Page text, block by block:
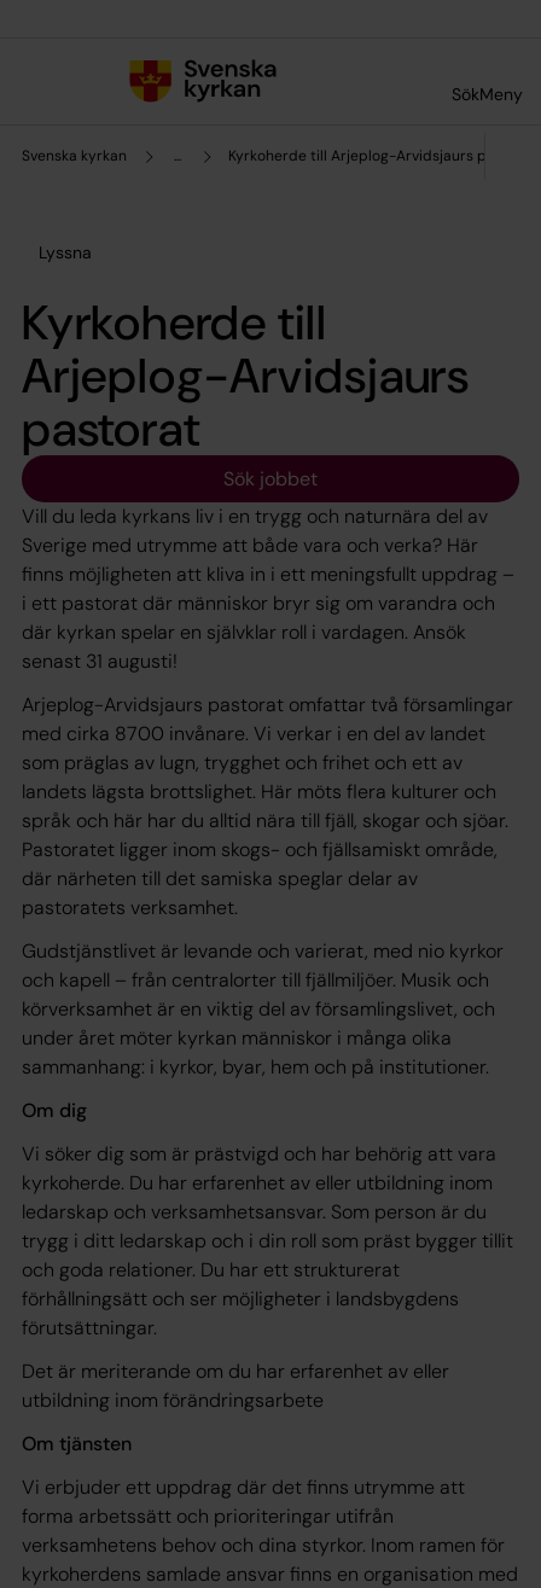
SökMeny
Svenska kyrkan ... Kyrkoherde till Arjeplog-Arvidsjaurs pastorat
Lyssna
Kyrkoherde till
Arjeplog-Arvidsjaurs
pastorat
Sök jobbet
Vill du leda kyrkans liv i en trygg och naturnära del av
Sverige med utrymme att både vara och verka? Här
finns möjligheten att kliva in i ett meningsfullt uppdrag –
i ett pastorat där människor bryr sig om varandra och
där kyrkan spelar en självklar roll i vardagen. Ansök
senast 31 augusti!
Arjeplog-Arvidsjaurs pastorat omfattar två församlingar
med cirka 8700 invånare. Vi verkar i en del av landet
som präglas av lugn, trygghet och frihet och ett av
landets lägsta brottslighet. Här möts flera kulturer och
språk och här har du alltid nära till fjäll, skogar och sjöar.
Pastoratet ligger inom skogs- och fjällsamiskt område,
där närheten till det samiska speglar delar av
pastoratets verksamhet.
Gudstjänstlivet är levande och varierat, med nio kyrkor
och kapell – från centralorter till fjällmiljöer. Musik och
körverksamhet är en viktig del av församlingslivet, och
under året möter kyrkan människor i många olika
sammanhang: i kyrkor, byar, hem och på institutioner.
Om dig
Vi söker dig som är prästvigd och har behörig att vara
kyrkoherde. Du har erfarenhet av eller utbildning inom
ledarskap och verksamhetsansvar. Som person är du
trygg i ditt ledarskap och i din roll som präst bygger tillit
och goda relationer. Du har ett strukturerat
förhållningsätt och ser möjligheter i landsbygdens
förutsättningar.
Det är meriterande om du har erfarenhet av eller
utbildning inom förändringsarbete
Om tjänsten
Vi erbjuder ett uppdrag där det finns utrymme att
forma arbetssätt och prioriteringar utifrån
verksamhetens behov och dina styrkor. Inom ramen för
kyrkoherdens samlade ansvar finns en organisation med